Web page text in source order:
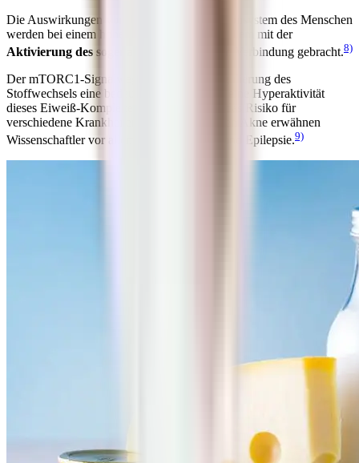
Die Auswirkungen von Milch auf das Hormonsystem des Menschen
werden bei einem hohen Milchkonsum vor allem mit der
Aktivierung des sogenannten
in Verbindung gebracht.8)
Der mTORC1-Signalweg spielt bei der Regulierung des
Stoffwechsels eine bedeutende Rolle. Liegt eine Hyperaktivität
dieses Eiweiß-Komplexes vor, scheint sich das Risiko für
verschiedene Krankheiten zu erhöhen. Neben Akne erwähnen
Wissenschaftler vor allem Diabetes, Krebs und Epilepsie.9)